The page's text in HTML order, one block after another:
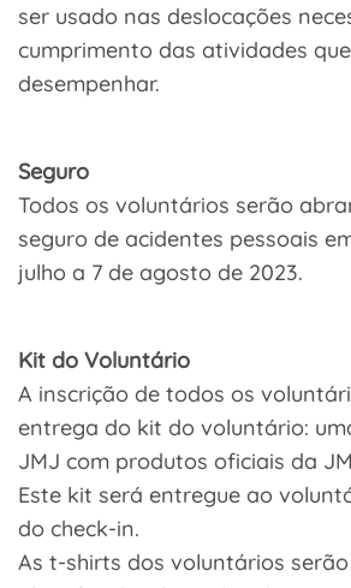
ser usado nas deslocações
cumprimento das atividades
desempenhar.
Seguro
Todos os voluntários serão
seguro de acidentes pessoais
julho a 7 de agosto de 2023.
Kit do Voluntário
A inscrição de todos os
entrega do kit do voluntário:
JMJ com produtos oficiais da
Este kit será entregue ao
do check-in.
As t-shirts dos voluntários